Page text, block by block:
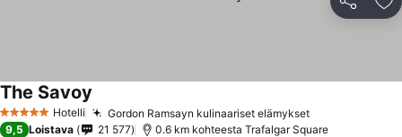
Jaa
5 Tähtiluokitus
Hotelli Gordon Ramsayn kulinaariset elämyksetKatso hinnat
The Savoy
9,5 Loistava 21 577 0.6 km kohteesta Trafalgar Square